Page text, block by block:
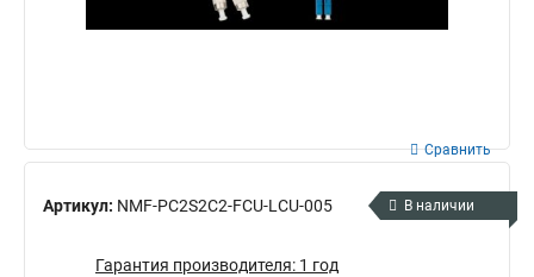
Артикул: NMF-PC2S2C2-FCU-LCU-005
Сравнить
В наличии
Гарантия производителя: 1 год